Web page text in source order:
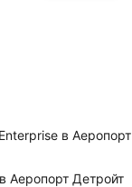
в Аеропорт
Аеропорт Детройт